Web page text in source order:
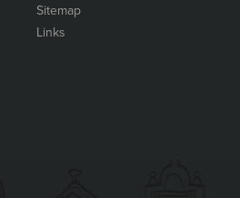
Sitemap
Links